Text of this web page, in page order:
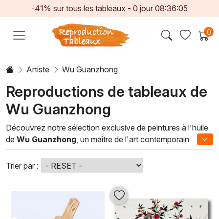
-41% sur tous les tableaux - 0 jour 08:36:04
0
Artiste Wu Guanzhong
Reproductions de tableaux de
Wu Guanzhong
Découvrez notre sélection exclusive de peintures à l'huile
de Wu Guanzhong , un maître de l'art contemporain
chinois qui allie tradition et modernité. Également reconnu
pour sa capacité à capturer l'essence de la nature à
travers des paysages vibrants, Wu Guanzhong joue sur la
symbiose entre l'encre traditionnelle chinoise et les
techniques occidentales, offrant ainsi des œuvres à la fois
poétiques et dynamiques.
Trier par :